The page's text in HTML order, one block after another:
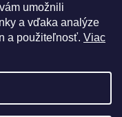
umožnili
a vďaka analýze
a použiteľnosť. Viac
údajov